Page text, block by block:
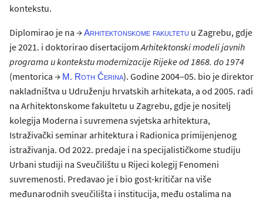
kontekstu.
Diplomirao je na →Arhitektonskome fakultetu u Zagrebu, gdje
je 2021. i doktorirao disertacijom Arhitektonski modeli javnih
programa u kontekstu modernizacije Rijeke od 1868. do 1974
(mentorica → M. Roth Čerina). Godine 2004–05. bio je direktor
nakladništva u Udruženju hrvatskih arhitekata, a od 2005. radi
na Arhitektonskome fakultetu u Zagrebu, gdje je nositelj
kolegija Moderna i suvremena svjetska arhitektura,
Istraživački seminar arhitektura i Radionica primijenjenog
istraživanja. Od 2022. predaje i na specijalističkome studiju
Urbani studiji na Sveučilištu u Rijeci kolegij Fenomeni
suvremenosti. Predavao je i bio gost-kritičar na više
međunarodnih sveučilišta i institucija, među ostalima na